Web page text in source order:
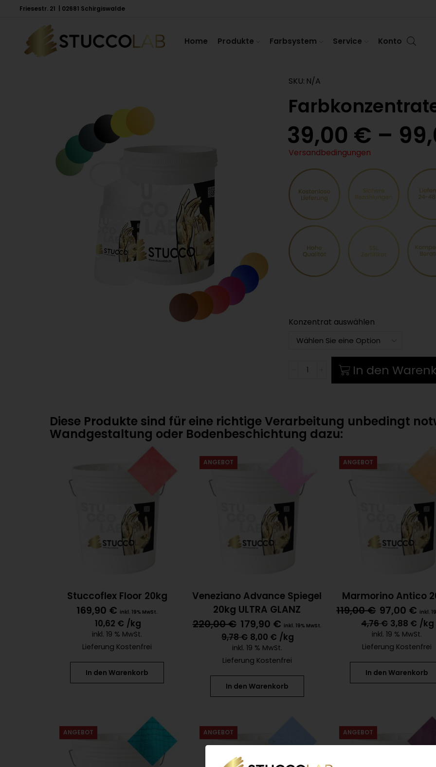
Friesestr. 21 | 02681 Schirgiswalde
Home Produkte Farbsystem Service Konto
SKU: N/A
39,00 € –
Versandbedingungen
Konzentrat auswählen
FarbkonzentrateIn den
Diese Produkte sind für eine richtige Verarbeitung unbedingt
Wandgestaltung oder Bodenbeschichtung dazu:
Stuccoflex Floor 20kg
169,90 € inkl. 19% MwSt.
10,62 € /kg
inkl. 19 % MwSt.
Lieferung Kostenfrei
In den Warenkorb
ANGEBOT
Veneziano Advance Spiegel
20kg ULTRA GLANZ
220,00€ 179,90 € inkl. 19% MwSt.
9,78€ 8,00 € /kg
inkl. 19 % MwSt.
Lieferung Kostenfrei
In den Warenkorb
ANGEBOT
Marmorino Antico
119,00€ 97,00 € inkl.
4,76€ 3,88 € /kg
inkl. 19 % MwSt.
Lieferung Kostenfrei
In den Warenkorb
ANGEBOT ANGEBOT ANGEBOT